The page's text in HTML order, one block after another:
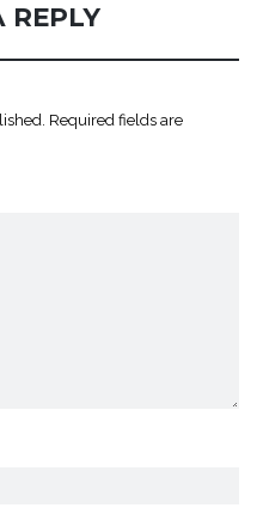
REPLY
Required fields are